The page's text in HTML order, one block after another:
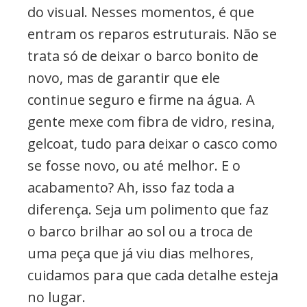
do visual. Nesses momentos, é que
entram os reparos estruturais. Não se
trata só de deixar o barco bonito de
novo, mas de garantir que ele
continue seguro e firme na água. A
gente mexe com fibra de vidro, resina,
gelcoat, tudo para deixar o casco como
se fosse novo, ou até melhor. E o
acabamento? Ah, isso faz toda a
diferença. Seja um polimento que faz
o barco brilhar ao sol ou a troca de
uma peça que já viu dias melhores,
cuidamos para que cada detalhe esteja
no lugar.